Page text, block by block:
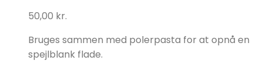
50,00 kr.
Bruges sammen med polerpasta for at opnå en
spejlblank flade.